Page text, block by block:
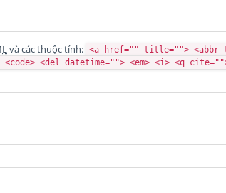
và các thuộc tính: <a href="" title=""> <abbr
<del datetime=""> <em> <i> <q